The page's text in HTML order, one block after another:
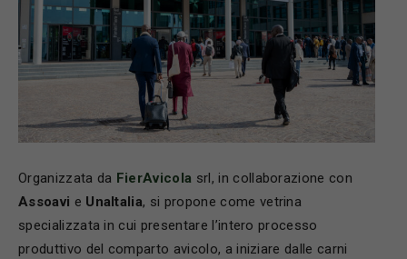
Organizzata da FierAvicola srl, in collaborazione con
Assoavi e UnaItalia, si propone come vetrina
specializzata in cui presentare l’intero processo
produttivo del comparto avicolo, a iniziare dalle carni